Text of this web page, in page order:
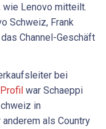
wie Lenovo mitteilt.
Schweiz, Frank
Channel-Geschäft
bei
war Schaeppi
in
als Country